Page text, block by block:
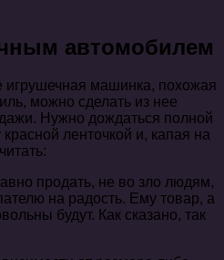
автомобилем
игрушечная машинка, похожая
можно сделать из нее
Нужно дождаться полной
ленточкой и, капая на
продать, не во зло людям,
на радость. Ему товар, а
будут. Как сказано, так